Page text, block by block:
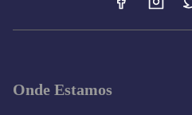
Onde Estamos